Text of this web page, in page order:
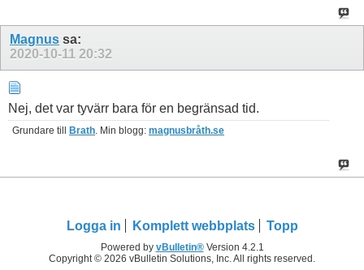
Magnus sa:
2020-10-11 20:32
Nej, det var tyvärr bara för en begränsad tid.
Grundare till Brath . Min blogg: magnusbråth.se
Logga in Komplett webbplats Topp
Powered by vBulletin®Version 4.2.1
Copyright © 2026 vBulletin Solutions, Inc. All rights reserved.